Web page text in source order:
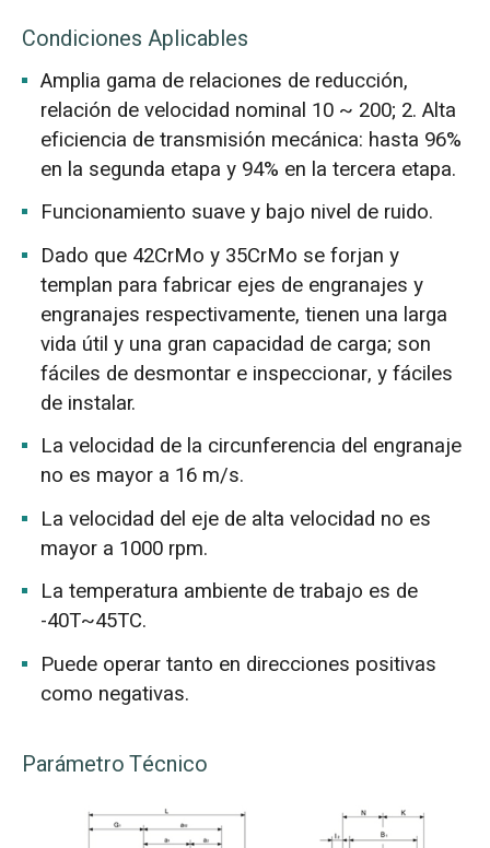
Condiciones Aplicables
Amplia gama de relaciones de reducción,
relación de velocidad nominal 10 ~ 200; 2. Alta
eficiencia de transmisión mecánica: hasta 96%
en la segunda etapa y 94% en la tercera etapa.
Funcionamiento suave y bajo nivel de ruido.
Dado que 42CrMo y 35CrMo se forjan y
templan para fabricar ejes de engranajes y
engranajes respectivamente, tienen una larga
vida útil y una gran capacidad de carga; son
fáciles de desmontar e inspeccionar, y fáciles
de instalar.
La velocidad de la circunferencia del engranaje
no es mayor a 16 m/s.
La velocidad del eje de alta velocidad no es
mayor a 1000 rpm.
La temperatura ambiente de trabajo es de
-40T~45TC.
Puede operar tanto en direcciones positivas
como negativas.
Parámetro Técnico